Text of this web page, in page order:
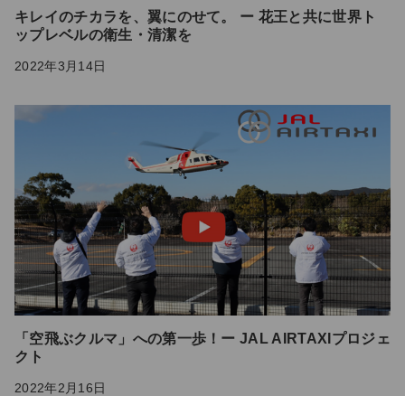
キレイのチカラを、翼にのせて。 ー 花王と共に世界ト
ップレベルの衛生・清潔を
2022年3月14日
「空飛ぶクルマ」への第一歩！ー JAL AIRTAXIプロジェ
クト
2022年2月16日